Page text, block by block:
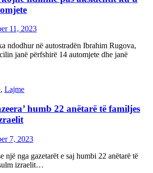
11, 2023
ndodhur në autostradën Ibrahim Rugova,
janë përfshirë 14 automjete dhe janë
, Lajme
humb 22 anëtarë të familjes
7, 2023
një nga gazetarët e saj humbi 22 anëtarë të
izraelit…